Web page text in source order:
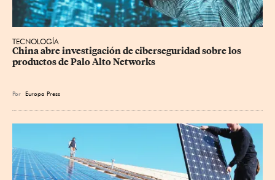
TECNOLOGÍA
China abre investigación de ciberseguridad sobre los
productos de Palo Alto Networks
Por Europa Press